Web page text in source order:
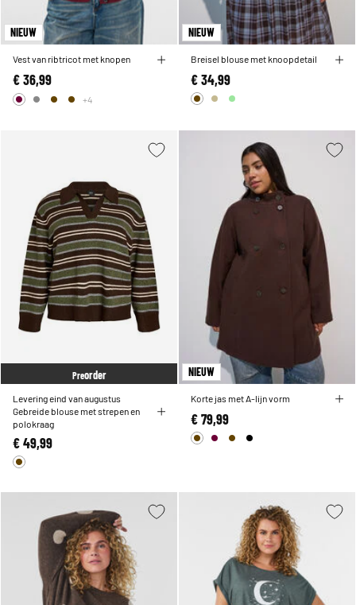
NIEUW
Vest van ribtricot met knopen
€ 36,99
+4
NIEUW
Breisel blouse met knoopdetail
€ 34,99
Preorder
Levering eind van augustus
Gebreide blouse met strepen en
polokraag
€ 49,99
NIEUW
Korte jas met A-lijn vorm
€ 79,99